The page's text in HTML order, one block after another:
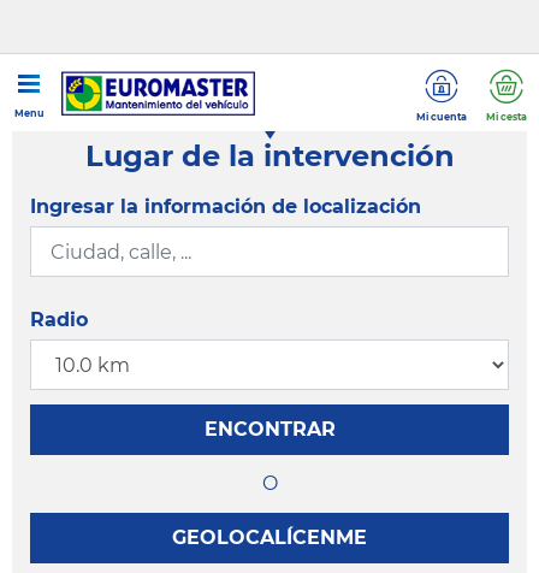
Menu Mi cuenta Mi cesta
Lugar de la intervención
Ingresar la información de localización
Radio
ENCONTRAR
O
GEOLOCALÍCENME